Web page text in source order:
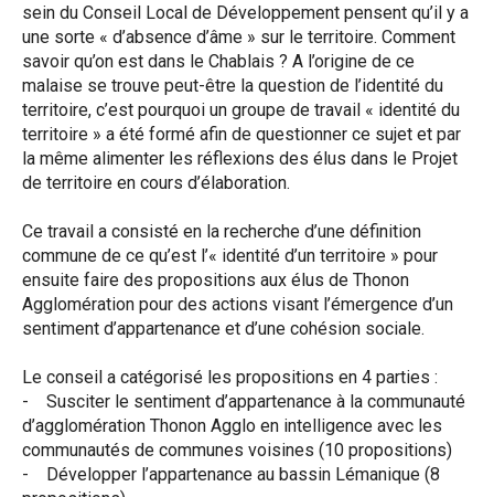
sein du Conseil Local de Développement pensent qu’il y a
une sorte « d’absence d’âme » sur le territoire. Comment
savoir qu’on est dans le Chablais ? A l’origine de ce
malaise se trouve peut-être la question de l’identité du
territoire, c’est pourquoi un groupe de travail « identité du
territoire » a été formé afin de questionner ce sujet et par
la même alimenter les réflexions des élus dans le Projet
de territoire en cours d’élaboration.
Ce travail a consisté en la recherche d’une définition
commune de ce qu’est l’« identité d’un territoire » pour
ensuite faire des propositions aux élus de Thonon
Agglomération pour des actions visant l’émergence d’un
sentiment d’appartenance et d’une cohésion sociale.
Le conseil a catégorisé les propositions en 4 parties :
- Susciter le sentiment d’appartenance à la communauté
d’agglomération Thonon Agglo en intelligence avec les
communautés de communes voisines (10 propositions)
- Développer l’appartenance au bassin Lémanique (8